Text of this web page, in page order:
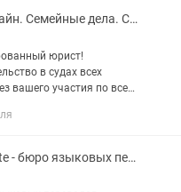
Юрист онлайн. Семейные дела. Снятие с ареста. Взыскание долгов.
юрист!
в судах всех
вашего участия по всем
и оспаривание
KazTranslate - бюро языковых переводов